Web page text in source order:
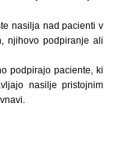
nasilja nad pacienti v
njihovo podpiranje ali
podpirajo paciente, ki
nasilje pristojnim